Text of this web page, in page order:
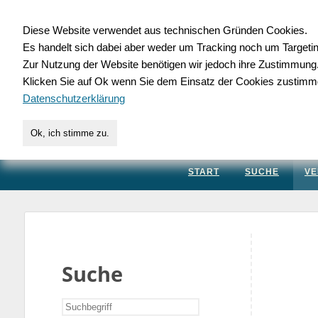
für Handwerk,
START SUCHE
Suche
Diese Website verwendet aus technischen Gründen Cookies.
Es handelt sich dabei aber weder um Tracking noch um
Zur Nutzung der Website benötigen wir jedoch ihre Zustimmung.
Klicken Sie auf Ok wenn Sie dem Einsatz der Cookies
Datenschutzerklärung
Ok, ich stimme zu.